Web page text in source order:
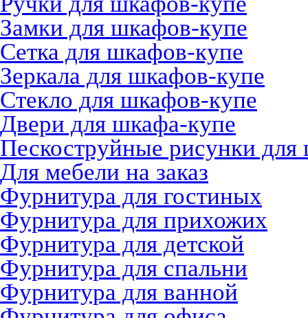
Замки для шкафов-купе
Сетка для шкафов-купе
Зеркала для шкафов-купе
Стекло для шкафов-купе
Двери для шкафа-купе
Пескоструйные рисунки
Для мебели на заказ
Фурнитура для гостиных
Фурнитура для прихожих
Фурнитура для детской
Фурнитура для спальни
Фурнитура для ванной